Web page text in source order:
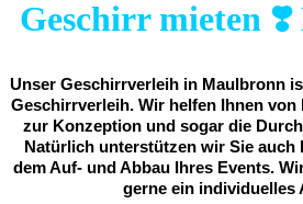
Geschirr mieten
Unser Geschirrverleih in Maulbronn
Geschirrverleih. Wir helfen Ihnen
zur Konzeption und sogar die
Natürlich unterstützen wir Sie auch
dem Auf- und Abbau Ihres Events.
gerne ein individuelles